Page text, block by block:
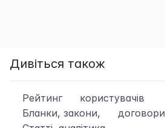
Дивіться також
Рейтинг
користувачів
Бланки, закони,
договори